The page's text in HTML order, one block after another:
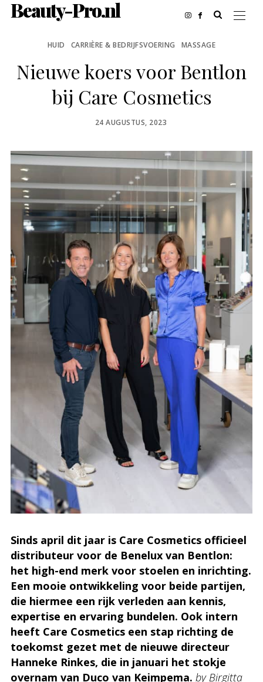
Beauty-Pro.nl
HUID CARRIÈRE & BEDRIJFSVOERING MASSAGE
Nieuwe koers voor Bentlon
bij Care Cosmetics
POSTED
24 AUGUSTUS, 2023
Sinds april dit jaar is Care Cosmetics officieel
distributeur voor de Benelux van Bentlon:
het high-end merk voor stoelen en inrichting.
Een mooie ontwikkeling voor beide partijen,
die hiermee een rijk verleden aan kennis,
expertise en ervaring bundelen. Ook intern
heeft Care Cosmetics een stap richting de
toekomst gezet met de nieuwe directeur
Hanneke Rinkes, die in januari het stokje
overnam van Duco van Keimpema. by Birgitta